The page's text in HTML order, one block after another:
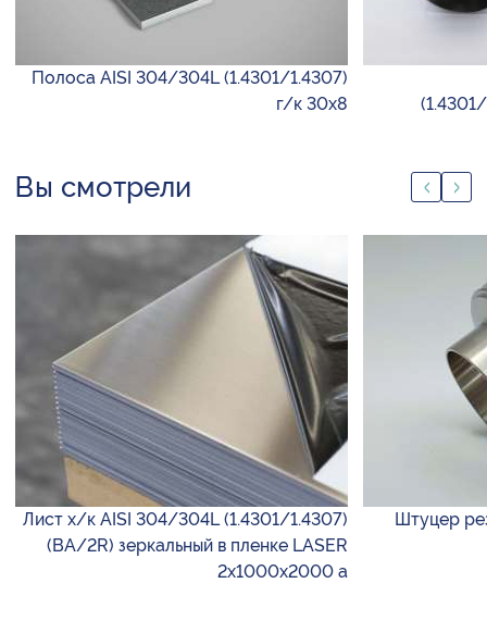
Полоса AISI 304/304L (1.4301/1.4307)
г/к 30х8
Вы смотрели
Лист х/к AISI 304/304L (1.4301/1.4307)
(BA/2R) зеркальный в пленке LASER
2х1000х2000 а
Штуцер